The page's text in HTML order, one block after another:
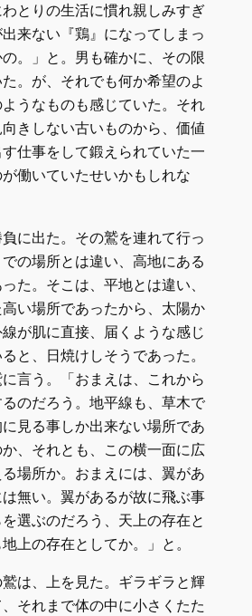
とりの生活に慣れ親しみすぎ
来ない『鶏』になってしまっ
。」と。男も確かに、その限
。が、それでも何か希望のよ
うなものも感じていた。それ
きしない古いものから、価値
仕事をして鍛えられていた一
働いていたせいかもしれな
に出た。その鷲を連れて行っ
の場所とは違い、高地にある
た。そこは、平地とは違い、
い場所であったから、太陽か
が肌に直接、届くような感じ
と、日焼けしそうであった。
言う。「おまえは、これから
のだろう。地平線も、草木で
見る事しか出来ない場所であ
、それとも、この横一面に広
場所か。おまえには、翼があ
無い。翼があるが故に飛ぶ事
選ぶのだろう、天上の存在と
上の存在としてか。」と。
は、上を見た。ギラギラと輝
それまで体の中に小さくたた